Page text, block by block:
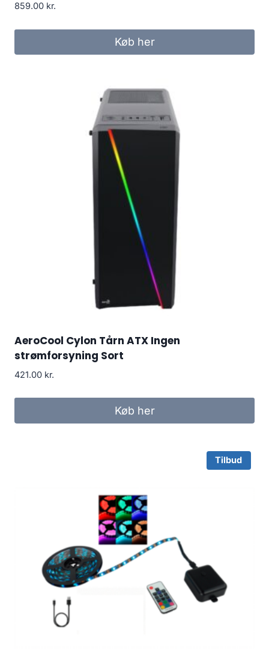
859.00 kr.
Køb her
AeroCool Cylon Tårn ATX Ingen
strømforsyning Sort
421.00 kr.
Køb her
Tilbud